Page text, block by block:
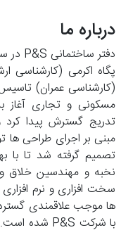
درباره ما
پگاه اکرمی (کارشناسی
(کارشناسی عمران)
تدریج گسترش پیدا کرد
تصمیم گرفته شد تا با
نخبه و مهندسین خلاق
سخت افزاری و نرم
ها موجب علاقمندی گستره